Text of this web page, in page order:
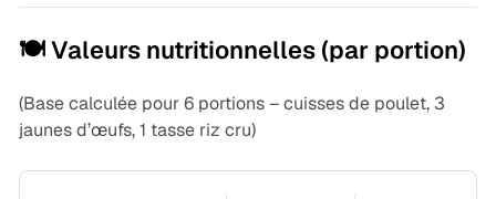
🍽️ Valeurs nutritionnelles (par portion)
(Base calculée pour 6 portions – cuisses de poulet, 3
jaunes d’œufs, 1 tasse riz cru)